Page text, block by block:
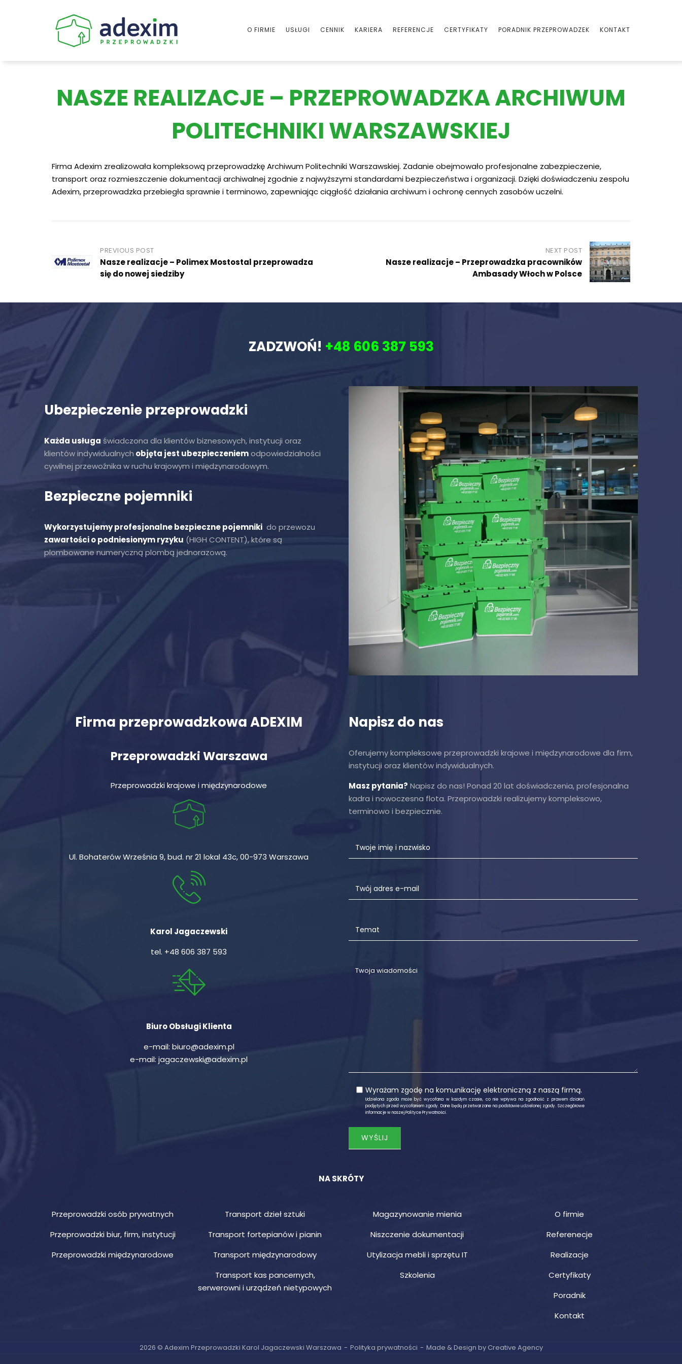
O FIRMIE USŁUGI CENNIK KARIERA REFERENCJE CERTYFIKATY PORADNIK PRZEPROWADZEK KONTAKT
NASZE REALIZACJE – PRZEPROWADZKA ARCHIWUM
POLITECHNIKI WARSZAWSKIEJ
Firma Adexim zrealizowała kompleksową przeprowadzkę Archiwum Politechniki Warszawskiej. Zadanie obejmowało profesjonalne zabezpieczenie,
transport oraz rozmieszczenie dokumentacji archiwalnej zgodnie z najwyższymi standardami bezpieczeństwa i organizacji. Dzięki doświadczeniu zespołu
Adexim, przeprowadzka przebiegła sprawnie i terminowo, zapewniając ciągłość działania archiwum i ochronę cennych zasobów uczelni.
navigation
PREVIOUS POST
Nasze realizacje – Polimex Mostostal przeprowadza
się do nowej siedziby
NEXT POST
Nasze realizacje – Przeprowadzka pracowników
Ambasady Włoch w Polsce
ZADZWOŃ! +48 606 387 593
Ubezpieczenie przeprowadzki
Każda usługa świadczona dla klientów biznesowych, instytucji oraz
klientów indywidualnych objęta jest ubezpieczeniemodpowiedzialności
cywilnej przewoźnika w ruchu krajowym i międzynarodowym.
Bezpieczne pojemniki
Wykorzystujemy profesjonalne bezpieczne pojemniki do przewozu
zawartości o podniesionym ryzyku (HIGH CONTENT), które są
plombowane numeryczną plombą jednorazową.
Firma przeprowadzkowa ADEXIM
Przeprowadzki Warszawa
Przeprowadzki krajowe i międzynarodowe
Ul. Bohaterów Września 9, bud. nr 21 lokal 43c, 00-973 Warszawa
Karol Jagaczewski
tel. +48 606 387 593
Biuro Obsługi Klienta
e-mail: biuro@adexim.pl
e-mail: jagaczewski@adexim.pl
Napisz do nas
Oferujemy kompleksowe przeprowadzki krajowe i międzynarodowe dla firm,
instytucji oraz klientów indywidualnych.
Masz pytania? Napisz do nas! Ponad 20 lat doświadczenia, profesjonalna
kadra i nowoczesna flota. Przeprowadzki realizujemy kompleksowo,
terminowo i bezpiecznie.
Wyrażam zgodę na komunikację elektroniczną z naszą firmą.
Udzielona zgoda może być wycofana w każdym czasie, co nie wpływa na zgodność z prawem działań
podjętych przed wycofaniem zgody. Dane będą przetwarzane na podstawie udzielonej zgody. Szczegółowe
informacje w naszejPolityce Prywatności.
NA SKRÓTY
Przeprowadzki osób prywatnych
Przeprowadzki biur, firm, instytucji
Przeprowadzki międzynarodowe
Transport dzieł sztuki
Transport fortepianów i pianin
Transport międzynarodowy
Transport kas pancernych,
serwerowni i urządzeń nietypowych
Magazynowanie mienia
Niszczenie dokumentacji
Utylizacja mebli i sprzętu IT
Szkolenia
O firmie
Referenecje
Realizacje
Certyfikaty
Poradnik
Kontakt
2026 © Adexim Przeprowadzki Karol Jagaczewski Warszawa Polityka prywatności Made & Design by Creative Agency